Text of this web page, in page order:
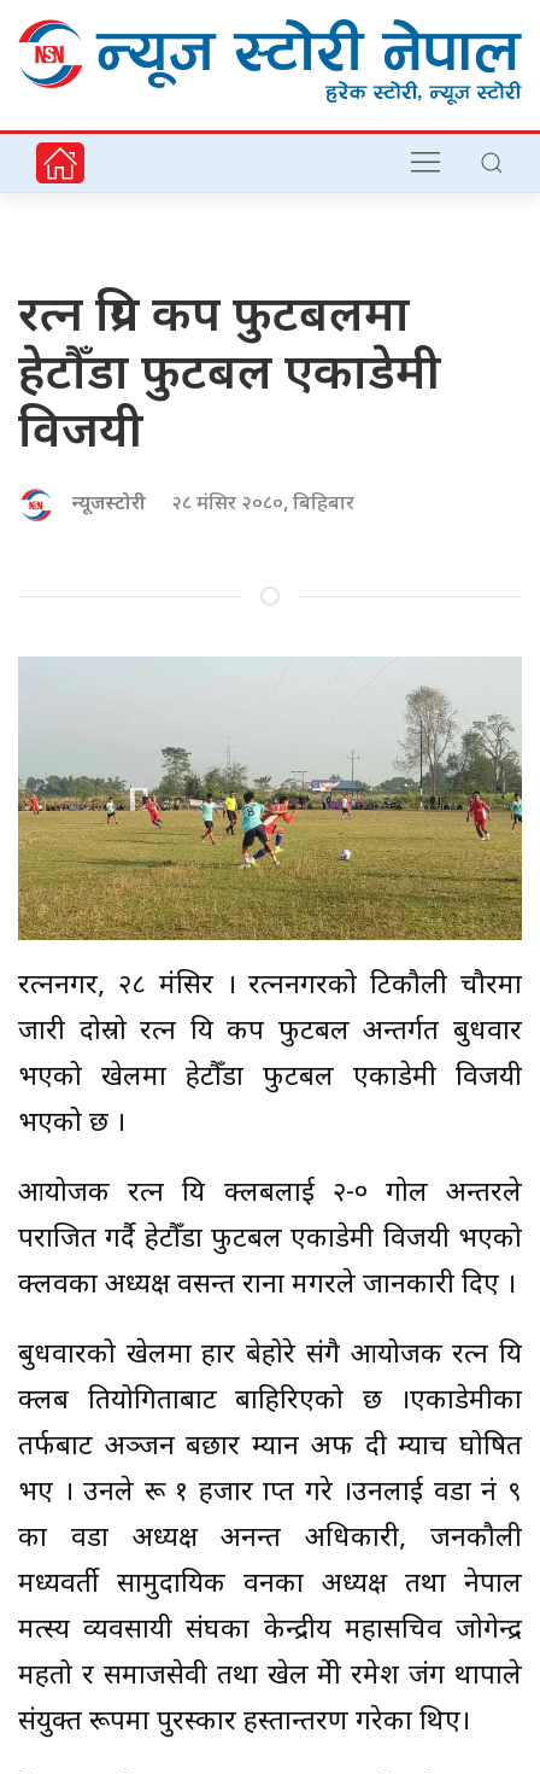
रत्न प्रिय कप फुटबलमा
हेटौँडा फुटबल एकाडेमी
विजयी
न्यूजस्टोरी २८ मंसिर २०८०, बिहिबार
रत्ननगर, २८ मंसिर । रत्ननगरको टिकौली चौरमा
जारी दोस्रो रत्न प्रिय कप फुटबल अन्तर्गत बुधवार
भएको खेलमा हेटौँडा फुटबल एकाडेमी विजयी
भएको छ ।
आयोजक रत्न प्रिय क्लबलाई २-० गोल अन्तरले
पराजित गर्दै हेटौँडा फुटबल एकाडेमी विजयी भएको
क्लवका अध्यक्ष वसन्त राना मगरले जानकारी दिए ।
बुधवारको खेलमा हार बेहोरे संगै आयोजक रत्न प्रिय
क्लब प्रतियोगिताबाट बाहिरिएको छ ।एकाडेमीका
तर्फबाट अञ्जन बछार म्यान अफ दी म्याच घोषित
भए । उनले रू १ हजार प्राप्त गरे ।उनलाई वडा नं ९
का वडा अध्यक्ष अनन्त अधिकारी, जनकौली
मध्यवर्ती सामुदायिक वनका अध्यक्ष तथा नेपाल
मत्स्य व्यवसायी संघका केन्द्रीय महासचिव जोगेन्द्र
महतो र समाजसेवी तथा खेल प्रेमी रमेश जंग थापाले
संयुक्त रूपमा पुरस्कार हस्तान्तरण गरेका थिए।